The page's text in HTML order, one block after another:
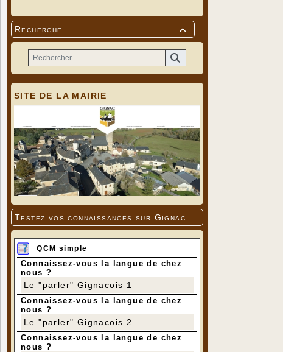

Recherche
SITE DE LA MAIRIE
Testez vos connaissances sur Gignac
QCM simple
Connaissez-vous la langue de chez
nous ?
Le "parler" Gignacois 1
Connaissez-vous la langue de chez
nous ?
Le "parler" Gignacois 2
Connaissez-vous la langue de chez
nous ?